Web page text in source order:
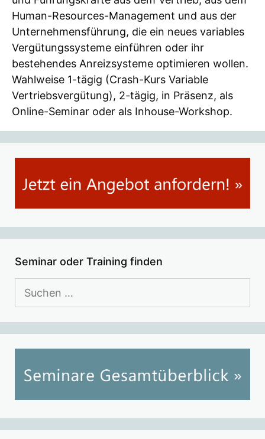
Human-Resources-Management und aus der
Unternehmensführung, die ein neues variables
Vergütungssysteme einführen oder ihr
bestehendes Anreizsysteme optimieren wollen.
Wahlweise 1-tägig (Crash-Kurs Variable
Vertriebsvergütung), 2-tägig, in Präsenz, als
Online-Seminar oder als Inhouse-Workshop.
Seminar oder Training finden
nach: